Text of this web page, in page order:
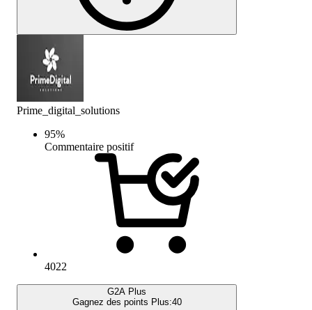
Prime_digital_solutions
95%
Commentaire positif
4022
G2A Plus
Gagnez des points Plus:40